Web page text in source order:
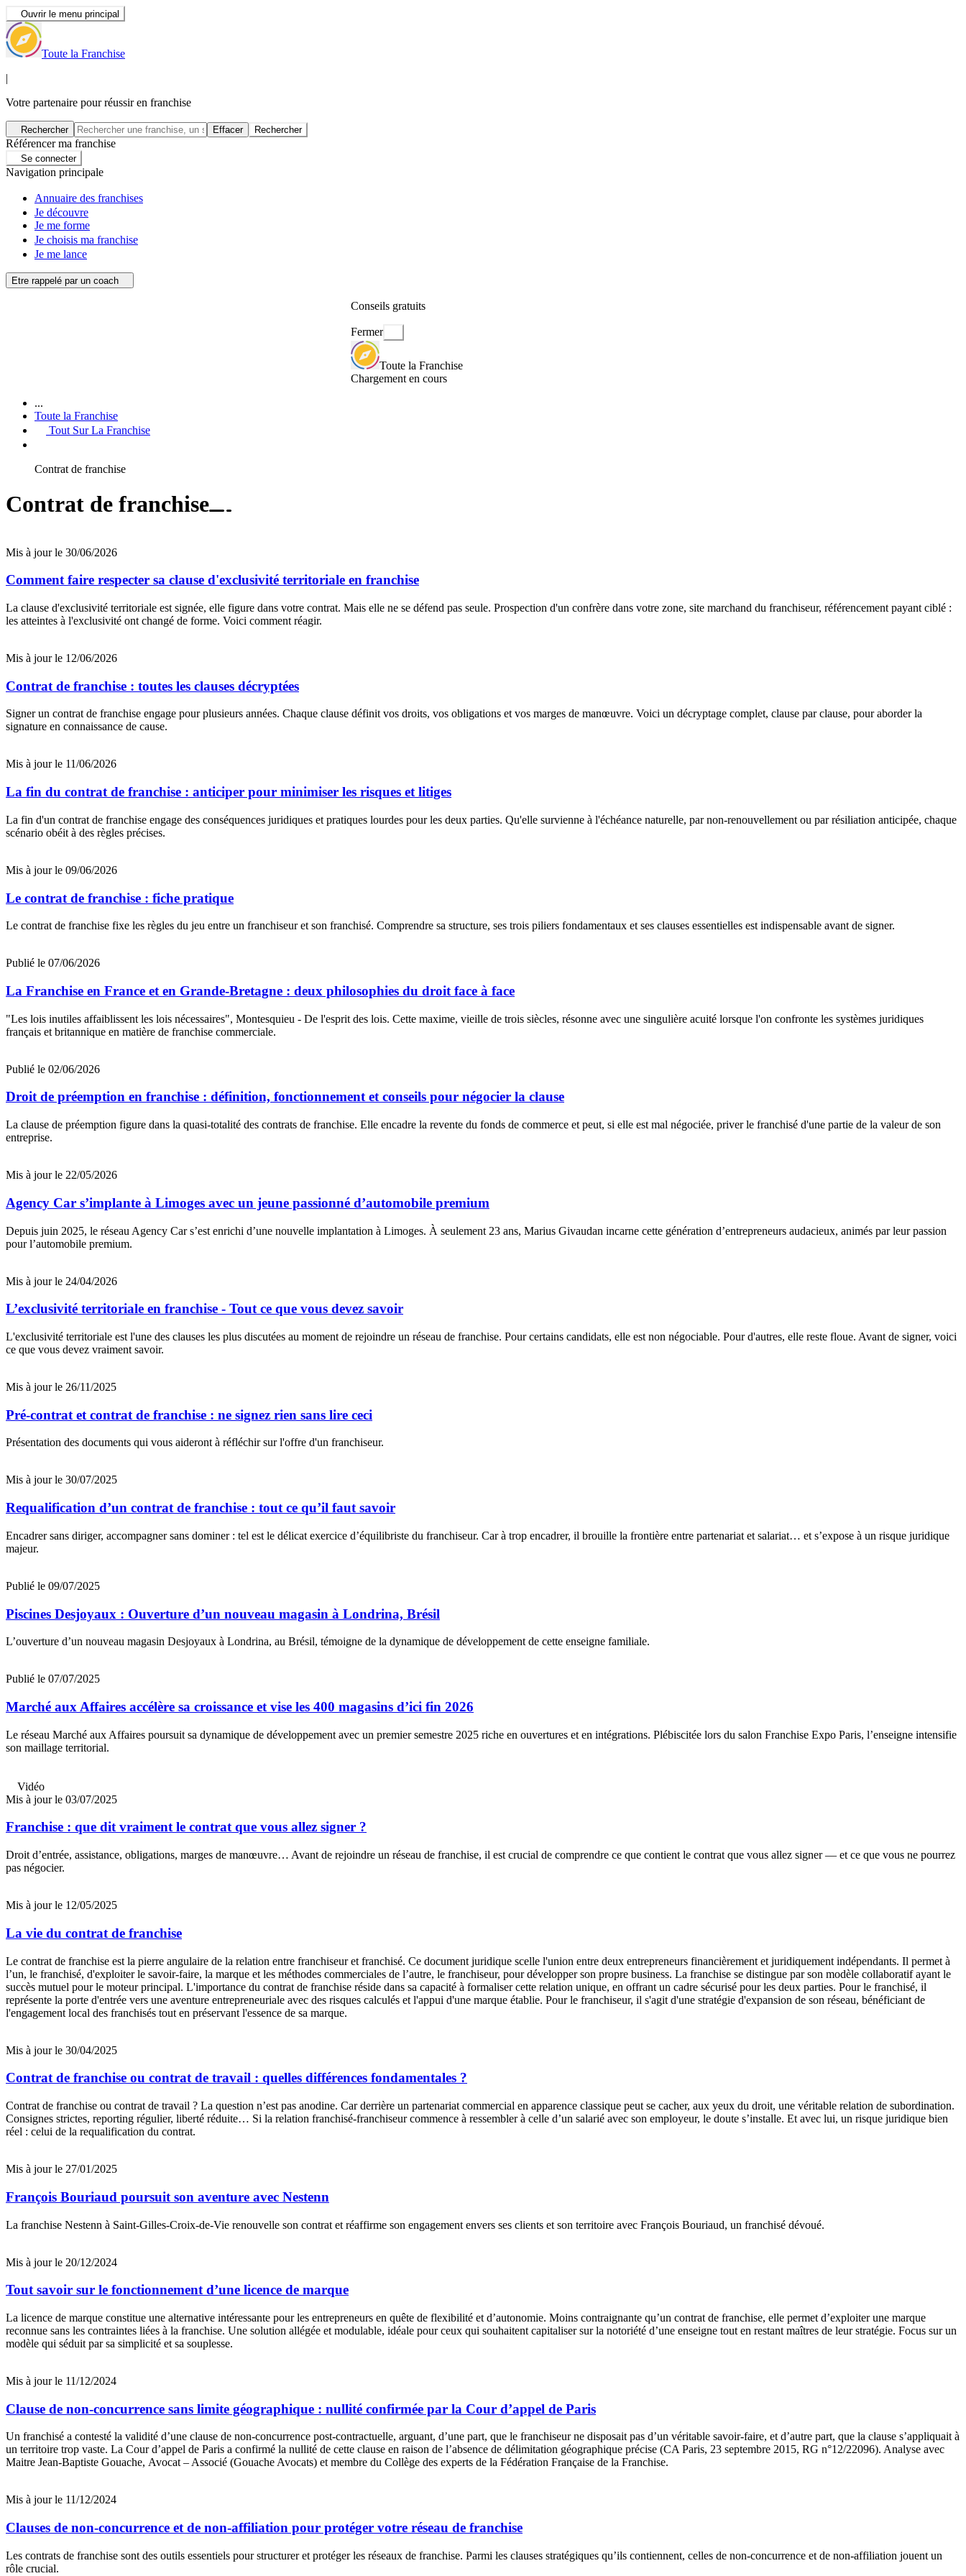
Ouvrir le menu principal
Toute la Franchise
|
Votre partenaire pour réussir en franchise
Rechercher Effacer Rechercher
Référencer ma franchise
Se connecter
Navigation principale
Annuaire des franchises
Je découvre
Je me forme
Je choisis ma franchise
Je me lance
Etre rappelé par un coach
Conseils gratuits
Fermer
Toute la Franchise
Chargement en cours
...
Toute la Franchise
Tout Sur La Franchise
Contrat de franchise
Contrat de franchise
Mis à jour le 30/06/2026
Comment faire respecter sa clause d'exclusivité territoriale en franchise
La clause d'exclusivité territoriale est signée, elle figure dans votre contrat. Mais elle ne se défend pas seule. Prospection d'un confrère dans votre zone, site marchand du franchiseur, référencement payant ciblé :
les atteintes à l'exclusivité ont changé de forme. Voici comment réagir.
Mis à jour le 12/06/2026
Contrat de franchise : toutes les clauses décryptées
Signer un contrat de franchise engage pour plusieurs années. Chaque clause définit vos droits, vos obligations et vos marges de manœuvre. Voici un décryptage complet, clause par clause, pour aborder la
signature en connaissance de cause.
Mis à jour le 11/06/2026
La fin du contrat de franchise : anticiper pour minimiser les risques et litiges
La fin d'un contrat de franchise engage des conséquences juridiques et pratiques lourdes pour les deux parties. Qu'elle survienne à l'échéance naturelle, par non-renouvellement ou par résiliation anticipée, chaque
scénario obéit à des règles précises.
Mis à jour le 09/06/2026
Le contrat de franchise : fiche pratique
Le contrat de franchise fixe les règles du jeu entre un franchiseur et son franchisé. Comprendre sa structure, ses trois piliers fondamentaux et ses clauses essentielles est indispensable avant de signer.
Publié le 07/06/2026
La Franchise en France et en Grande-Bretagne : deux philosophies du droit face à face
"Les lois inutiles affaiblissent les lois nécessaires", Montesquieu - De l'esprit des lois. Cette maxime, vieille de trois siècles, résonne avec une singulière acuité lorsque l'on confronte les systèmes juridiques
français et britannique en matière de franchise commerciale.
Publié le 02/06/2026
Droit de préemption en franchise : définition, fonctionnement et conseils pour négocier la clause
La clause de préemption figure dans la quasi-totalité des contrats de franchise. Elle encadre la revente du fonds de commerce et peut, si elle est mal négociée, priver le franchisé d'une partie de la valeur de son
entreprise.
Mis à jour le 22/05/2026
Agency Car s’implante à Limoges avec un jeune passionné d’automobile premium
Depuis juin 2025, le réseau Agency Car s’est enrichi d’une nouvelle implantation à Limoges. À seulement 23 ans, Marius Givaudan incarne cette génération d’entrepreneurs audacieux, animés par leur passion
pour l’automobile premium.
Mis à jour le 24/04/2026
L’exclusivité territoriale en franchise - Tout ce que vous devez savoir
L'exclusivité territoriale est l'une des clauses les plus discutées au moment de rejoindre un réseau de franchise. Pour certains candidats, elle est non négociable. Pour d'autres, elle reste floue. Avant de signer, voici
ce que vous devez vraiment savoir.
Mis à jour le 26/11/2025
Pré-contrat et contrat de franchise : ne signez rien sans lire ceci
Présentation des documents qui vous aideront à réfléchir sur l'offre d'un franchiseur.
Mis à jour le 30/07/2025
Requalification d’un contrat de franchise : tout ce qu’il faut savoir
Encadrer sans diriger, accompagner sans dominer : tel est le délicat exercice d’équilibriste du franchiseur. Car à trop encadrer, il brouille la frontière entre partenariat et salariat… et s’expose à un risque juridique
majeur.
Publié le 09/07/2025
Piscines Desjoyaux : Ouverture d’un nouveau magasin à Londrina, Brésil
L’ouverture d’un nouveau magasin Desjoyaux à Londrina, au Brésil, témoigne de la dynamique de développement de cette enseigne familiale.
Publié le 07/07/2025
Marché aux Affaires accélère sa croissance et vise les 400 magasins d’ici fin 2026
Le réseau Marché aux Affaires poursuit sa dynamique de développement avec un premier semestre 2025 riche en ouvertures et en intégrations. Plébiscitée lors du salon Franchise Expo Paris, l’enseigne intensifie
son maillage territorial.
Vidéo
Mis à jour le 03/07/2025
Franchise : que dit vraiment le contrat que vous allez signer ?
Droit d’entrée, assistance, obligations, marges de manœuvre… Avant de rejoindre un réseau de franchise, il est crucial de comprendre ce que contient le contrat que vous allez signer — et ce que vous ne pourrez
pas négocier.
Mis à jour le 12/05/2025
La vie du contrat de franchise
Le contrat de franchise est la pierre angulaire de la relation entre franchiseur et franchisé. Ce document juridique scelle l'union entre deux entrepreneurs financièrement et juridiquement indépendants. Il permet à
l’un, le franchisé, d'exploiter le savoir-faire, la marque et les méthodes commerciales de l’autre, le franchiseur, pour développer son propre business. La franchise se distingue par son modèle collaboratif ayant le
succès mutuel pour le moteur principal. L'importance du contrat de franchise réside dans sa capacité à formaliser cette relation unique, en offrant un cadre sécurisé pour les deux parties. Pour le franchisé, il
représente la porte d'entrée vers une aventure entrepreneuriale avec des risques calculés et l'appui d'une marque établie. Pour le franchiseur, il s'agit d'une stratégie d'expansion de son réseau, bénéficiant de
l'engagement local des franchisés tout en préservant l'essence de sa marque.
Mis à jour le 30/04/2025
Contrat de franchise ou contrat de travail : quelles différences fondamentales ?
Contrat de franchise ou contrat de travail ? La question n’est pas anodine. Car derrière un partenariat commercial en apparence classique peut se cacher, aux yeux du droit, une véritable relation de subordination.
Consignes strictes, reporting régulier, liberté réduite… Si la relation franchisé-franchiseur commence à ressembler à celle d’un salarié avec son employeur, le doute s’installe. Et avec lui, un risque juridique bien
réel : celui de la requalification du contrat.
Mis à jour le 27/01/2025
François Bouriaud poursuit son aventure avec Nestenn
La franchise Nestenn à Saint-Gilles-Croix-de-Vie renouvelle son contrat et réaffirme son engagement envers ses clients et son territoire avec François Bouriaud, un franchisé dévoué.
Mis à jour le 20/12/2024
Tout savoir sur le fonctionnement d’une licence de marque
La licence de marque constitue une alternative intéressante pour les entrepreneurs en quête de flexibilité et d’autonomie. Moins contraignante qu’un contrat de franchise, elle permet d’exploiter une marque
reconnue sans les contraintes liées à la franchise. Une solution allégée et modulable, idéale pour ceux qui souhaitent capitaliser sur la notoriété d’une enseigne tout en restant maîtres de leur stratégie. Focus sur un
modèle qui séduit par sa simplicité et sa souplesse.
Mis à jour le 11/12/2024
Clause de non-concurrence sans limite géographique : nullité confirmée par la Cour d’appel de Paris
Un franchisé a contesté la validité d’une clause de non-concurrence post-contractuelle, arguant, d’une part, que le franchiseur ne disposait pas d’un véritable savoir-faire, et d’autre part, que la clause s’appliquait à
un territoire trop vaste. La Cour d’appel de Paris a confirmé la nullité de cette clause en raison de l’absence de délimitation géographique précise (CA Paris, 23 septembre 2015, RG n°12/22096). Analyse avec
Maitre Jean-Baptiste Gouache, Avocat – Associé (Gouache Avocats) et membre du Collège des experts de la Fédération Française de la Franchise.
Mis à jour le 11/12/2024
Clauses de non-concurrence et de non-affiliation pour protéger votre réseau de franchise
Les contrats de franchise sont des outils essentiels pour structurer et protéger les réseaux de franchise. Parmi les clauses stratégiques qu’ils contiennent, celles de non-concurrence et de non-affiliation jouent un
rôle crucial.